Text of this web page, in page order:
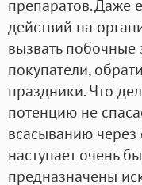
препаратов. Даже
действий на
вызвать
покупатели,
праздники. Что
потенцию не
всасыванию через
наступает очень
предназначены